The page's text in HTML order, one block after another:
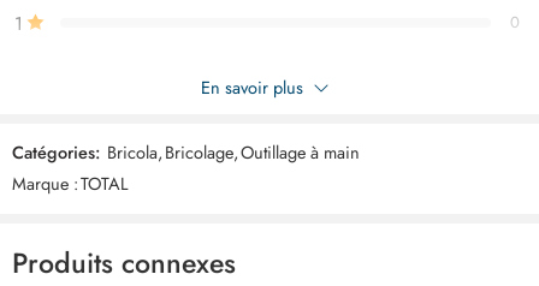
1 0
Soyez le premier à donner votre avis sur “TOTAL cordonnier
perforatrice THT33526”
Commentaires
Il n'y a pas encore de critiques.
En savoir plus
Catégories: Bricola,Bricolage,Outillage à main
Marque :TOTAL
Produits connexes